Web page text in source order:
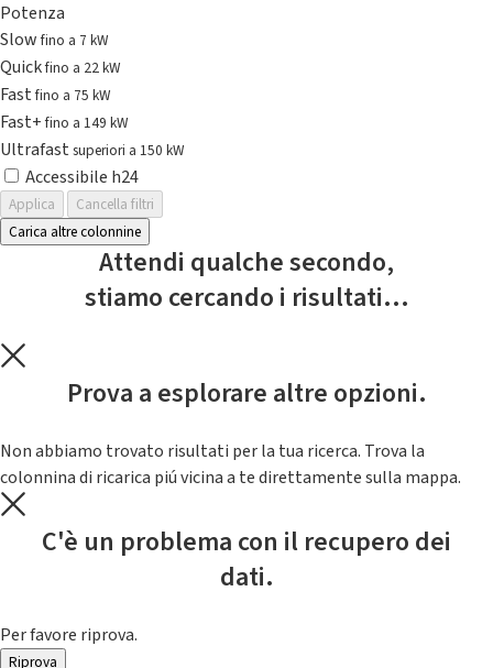
Potenza
Slowfino a 7 kW
Quickfino a 22 kW
Fastfino a 75 kW
Fast+fino a 149 kW
Ultrafast superiori a 150 kW
Accessibile h24
Applica
Cancella filtri
Carica altre colonnine
Attendi qualche secondo,
stiamo cercando i risultati...
Prova a esplorare altre opzioni.
Non abbiamo trovato risultati per la tua ricerca. Trova la
colonnina di ricarica piú vicina a te direttamente sulla mappa.
C'è un problema con il recupero dei
dati.
Per favore riprova.
Riprova